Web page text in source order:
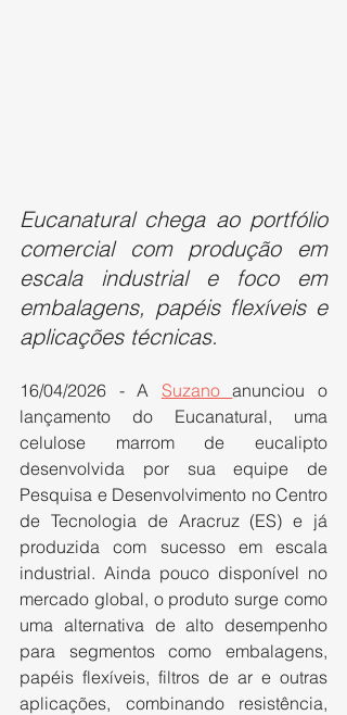
Eucanatural chega ao portfólio
comercial com produção em
escala industrial e foco em
embalagens, papéis flexíveis e
aplicações técnicas.
16/04/2026 - A Suzano anunciou o
lançamento do Eucanatural, uma
celulose marrom de eucalipto
desenvolvida por sua equipe de
Pesquisa e Desenvolvimento no Centro
de Tecnologia de Aracruz (ES) e já
produzida com sucesso em escala
industrial. Ainda pouco disponível no
mercado global, o produto surge como
uma alternativa de alto desempenho
para segmentos como embalagens,
papéis flexíveis, filtros de ar e outras
aplicações, combinando resistência,